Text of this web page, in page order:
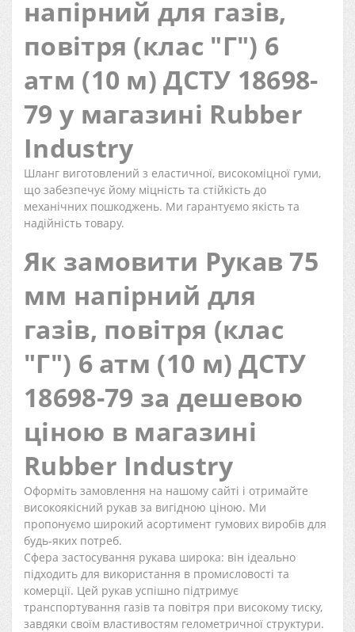
напірний для газів,
повітря (клас "Г") 6
атм (10 м) ДСТУ 18698-
79 у магазині Rubber
Industry
Шланг виготовлений з еластичної, високоміцної гуми,
що забезпечує йому міцність та стійкість до
механічних пошкоджень. Ми гарантуємо якість та
надійність товару.
Як замовити Рукав 75
мм напірний для
газів, повітря (клас
"Г") 6 атм (10 м) ДСТУ
18698-79 за дешевою
ціною в магазині
Rubber Industry
Оформіть замовлення на нашому сайті і отримайте
високоякісний рукав за вигідною ціною. Ми
пропонуємо широкий асортимент гумових виробів для
будь-яких потреб.
Сфера застосування рукава широка: він ідеально
підходить для використання в промисловості та
комерції. Цей рукав успішно підтримує
транспортування газів та повітря при високому тиску,
завдяки своїм властивостям гелометричної структури.